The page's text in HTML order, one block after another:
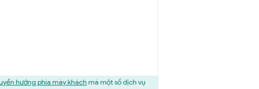
hướng phía máy khách mà một số dịch vụ